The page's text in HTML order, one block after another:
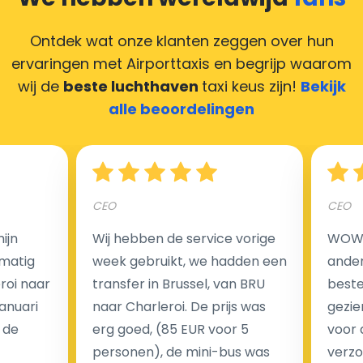
maken door uw feedback achter te laten en wij
zorgen ervoor dat uw chauffeur deze krijgt.
Hoeveel kost een luchthaven taxi transfer in
Een van de meest aantrekkelijke voordelen van
luchthaventaxi's is een vast tarief voor uw rit. In
tegenstelling tot traditionele taxi's met taxameter
brengen wij u geen extra kosten in rekening voor de
nachtrit.
We hebben geen ophaaltarief of extra kosten voor
wachttijd als uw vlucht vertraging heeft.
Ontdek wat onze klanten zeggen over hun
ervaringen met Airporttaxis en begrijp waarom
wij de beste luchthaven taxi keus zijn! Bekijk
alle beoordelingen
naar
CEO
Wij hebben de service vorige
week gebruikt, we hadden een
transfer in Brussel, van BRU
naar Charleroi. De prijs was
erg goed, (85 EUR voor 5
personen), de mini-bus was
CEO
voor